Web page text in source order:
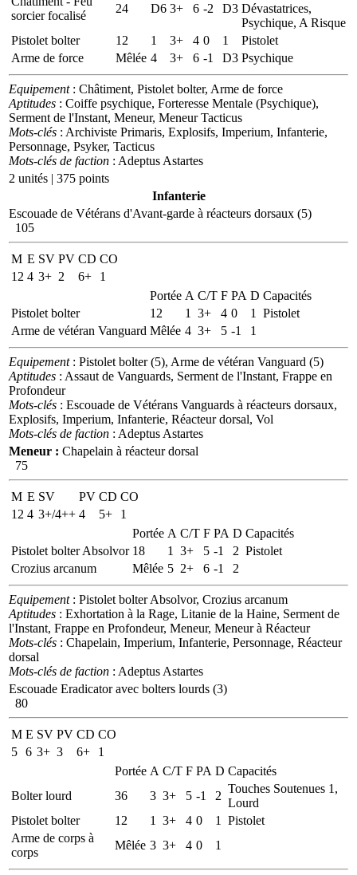
sorcier focalisé
24 D6 3+ 6 -2 D3 Dévastatrices,
Psychique, A Risque
Pistolet bolter
12 1 3+ 4 0 1
Pistolet
Arme de force
Mêlée 4 3+ 6 -1 D3 Psychique
Equipement: Châtiment, Pistolet bolter, Arme de force
Aptitudes : Coiffe psychique, Forteresse Mentale (Psychique),
Serment de l'Instant, Meneur, Meneur Tacticus
Mots-clés : Archiviste Primaris, Explosifs, Imperium, Infanterie,
Personnage, Psyker, Tacticus
Mots-clés de faction : Adeptus Astartes
2 unités | 375 points
Infanterie
Escouade de Vétérans d'Avant-garde à réacteurs dorsaux (5)
105
M E SV PV CD CO
12 4 3+ 2 6+
1
Portée A C/T F PA D Capacités
Pistolet bolter
12 1 3+ 4 0 1
Pistolet
Arme de vétéran Vanguard Mêlée 4 3+ 5 -1 1
Equipement: Pistolet bolter (5), Arme de vétéran Vanguard (5)
Aptitudes : Assaut de Vanguards, Serment de l'Instant, Frappe en
Profondeur
Mots-clés : Escouade de Vétérans Vanguards à réacteurs dorsaux,
Explosifs, Imperium, Infanterie, Réacteur dorsal, Vol
Mots-clés de faction : Adeptus Astartes
Meneur : Chapelain à réacteur dorsal
75
M E SV PV CD CO
12 4 3+/4++ 4 5+
1
Portée A C/T F PA D Capacités
Pistolet bolter Absolvor 18 1 3+ 5 -1 2 Pistolet
Crozius arcanum
Mêlée 5 2+ 6 -1 2
Equipement: Pistolet bolter Absolvor, Crozius arcanum
Aptitudes : Exhortation à la Rage, Litanie de la Haine, Serment de
l'Instant, Frappe en Profondeur, Meneur, Meneur à Réacteur
Mots-clés : Chapelain, Imperium, Infanterie, Personnage, Réacteur
dorsal
Mots-clés de faction : Adeptus Astartes
Escouade Eradicator avec bolters lourds (3)
80
M E SV PV CD CO
5 6 3+ 3 6+
1
Portée A C/T F PA D Capacités
Bolter lourd
36 3 3+ 5 -1 2
Touches Soutenues 1,
Lourd
Pistolet bolter
12 1 3+ 4 0 1
Pistolet
Arme de corps à
corps
Mêlée 3 3+ 4 0 1